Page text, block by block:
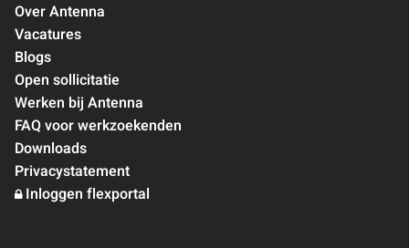
Over Antenna
Vacatures
Blogs
Open sollicitatie
Werken bij Antenna
FAQ voor werkzoekenden
Downloads
Privacystatement
Inloggen flexportal